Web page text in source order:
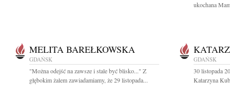
ukochana
MELITA BAREŁKOWSKA
GDAŃSK
"Można odejść na zawsze i stale być blisko..." Z
głębokim żalem zawiadamiamy, że 29 listopada...
GDAŃSK
30 listopada
Katarzyna